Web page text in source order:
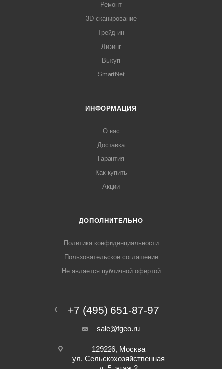
Ремонт
3D сканирование
Трейд-ин
Лизинг
Выкуп
SmartNet
ИНФОРМАЦИЯ
О нас
Доставка
Гарантия
Как купить
Акции
ДОПОЛНИТЕЛЬНО
Политика конфиденциальности
Пользовательское соглашение
Не является публичной офертой
+7 (495) 651-87-97
sale@fgeo.ru
129226, Москва
ул. Сельскохозяйственная